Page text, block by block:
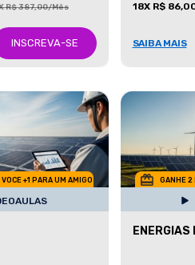
R$ 387,00/Mês
INSCREVA-SE
18X R$
SAIBA MAIS
+1 PARA UM AMIGO GANHE 2
ENERGIAS